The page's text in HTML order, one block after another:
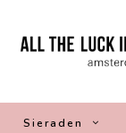
Sieraden